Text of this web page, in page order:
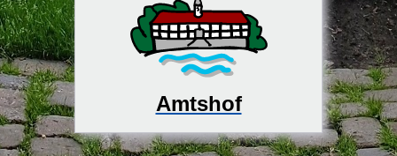
Amtshof